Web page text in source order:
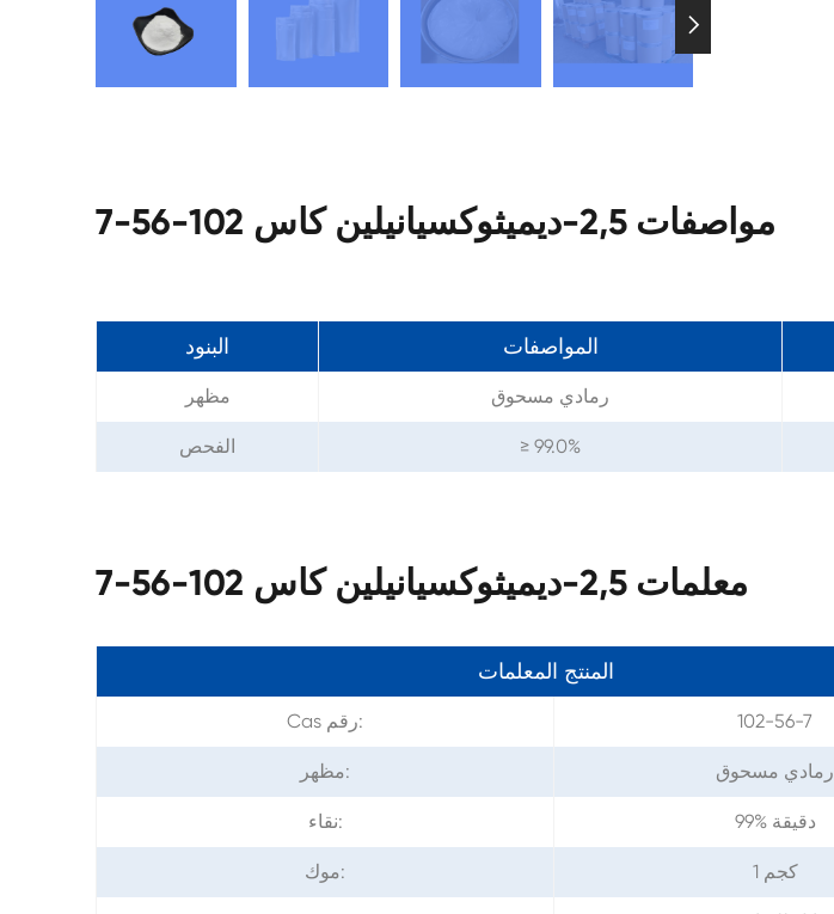

مواصفات 2,5-ديميثوكسيانيلين كاس 102-56-7
البنود المواصفات
مظهر رمادي مسحوق
الفحص ≥ 99.0%
معلمات 2,5-ديميثوكسيانيلين كاس 102-56-7
المنتج المعلمات
Cas رقم: 102-56-7
مظهر: رمادي مسحوق
نقاء: 99% دقيقة
موك: 1 كجم